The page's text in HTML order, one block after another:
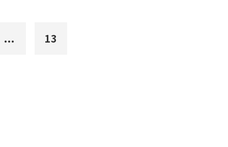
... 13